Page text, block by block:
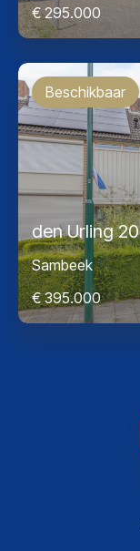
€ 295.000
Beschikbaar
den Urling 20
Sambeek
€ 395.000